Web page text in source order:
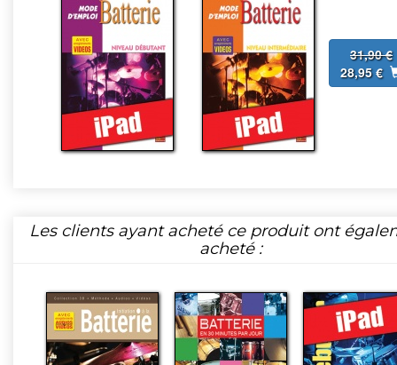
31,90 €
28,95 €
Les clients ayant acheté ce produit ont
acheté :